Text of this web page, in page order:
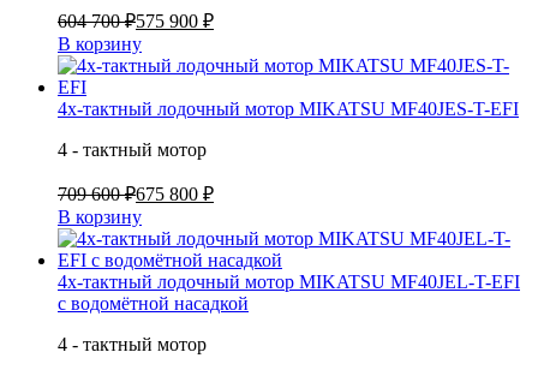
604 700 ₽575 900 ₽
В корзину
4х-тактный лодочный мотор MIKATSU MF40JES-T-EFI
4 - тактный мотор
709 600 ₽675 800 ₽
В корзину
4х-тактный лодочный мотор MIKATSU MF40JEL-T-EFI
с водомётной насадкой
4 - тактный мотор